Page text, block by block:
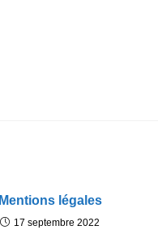
Mentions légales
17 septembre 2022